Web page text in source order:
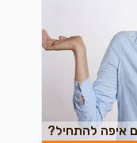
איפה להתחיל?